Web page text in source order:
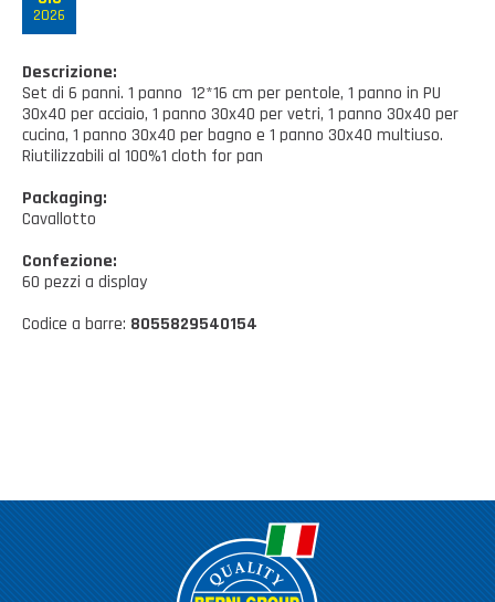
Borse, cesti e trolley
Casalinghi Cucina
Casalinghi Pulizia
Giardinaggio e Ferramenta
Gazebo
PRODOTTI NOVITÀ
CONTATTI
Richiesta Informazioni
Dove siamo
SHOP PRIVATI
FAQ
CATALOGHI
2026
Descrizione:
Set di 6 panni. 1 panno 12*16 cm per pentole, 1 panno in PU
30x40 per acciaio, 1 panno 30x40 per vetri, 1 panno 30x40 per
cucina, 1 panno 30x40 per bagno e 1 panno 30x40 multiuso.
Riutilizzabili al 100%1 cloth for pan
Packaging:
Cavallotto
Confezione:
60 pezzi a display
Codice a barre: 8055829540154